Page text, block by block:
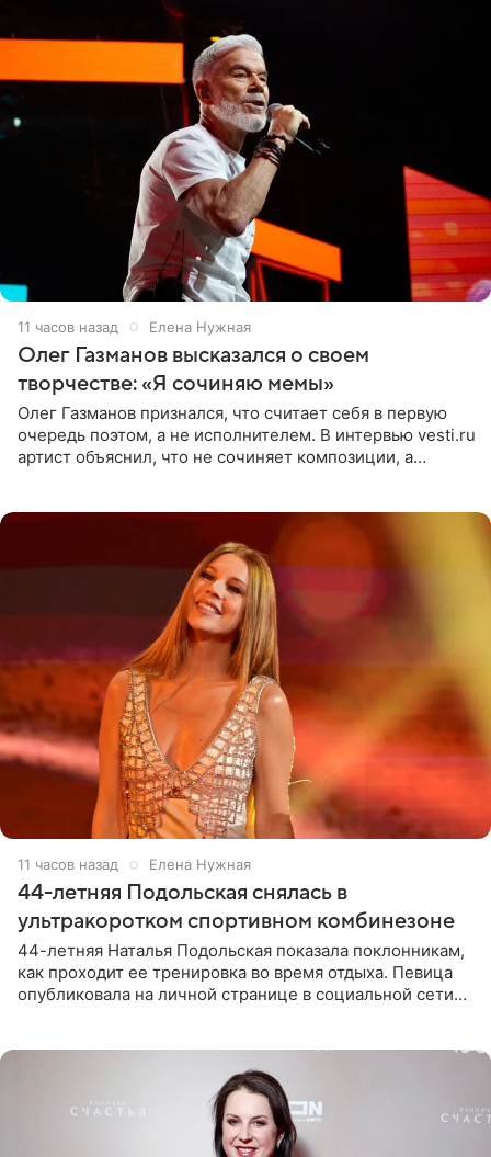
11 часов назад Елена Нужная
Олег Газманов высказался о своем
творчестве: «Я сочиняю мемы»
Олег Газманов признался, что считает себя в первую
очередь поэтом, а не исполнителем. В интервью vesti.ru
артист объяснил, что не сочиняет композиции, а
11 часов назад Елена Нужная
44-летняя Подольская снялась в
ультракоротком спортивном комбинезоне
44-летняя Наталья Подольская показала поклонникам,
как проходит ее тренировка во время отдыха. Певица
опубликовала на личной странице в социальной сети